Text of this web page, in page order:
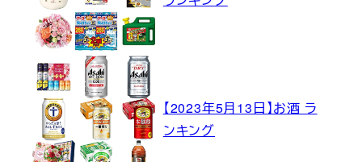
【2023年5月13日】お酒 ラ
ンキング